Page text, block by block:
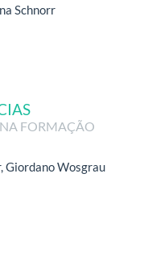
Schnorr
FORMAÇÃO
Giordano Wosgrau